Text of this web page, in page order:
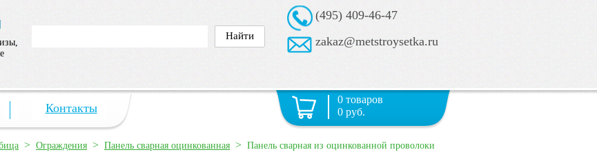
(495) 409-46-47
zakaz@metstroysetka.ru
Контакты
0 товаров
0 руб.
> Ограждения > Панель сварная оцинкованная > Панель сварная из оцинкованной проволоки